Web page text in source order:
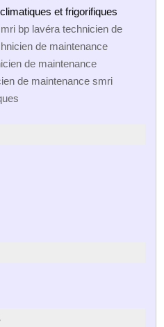
et frigorifiques
bp lavéra technicien de
de maintenance
de maintenance
de maintenance smri